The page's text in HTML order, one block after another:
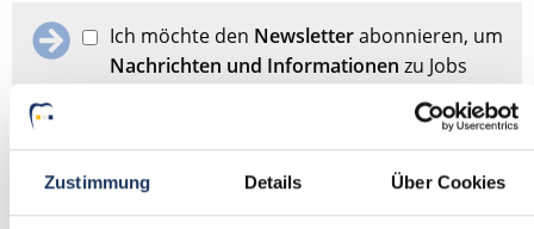
Zustimmung Details Über Cookies
Ich möchte den Newsletterabonnieren, um
Nachrichten und Informationen zu Jobs
und der Karriere in der Zahnarztpraxis zu
Datenschutzerklärunggelesen und bin mit
ihr einverstanden.